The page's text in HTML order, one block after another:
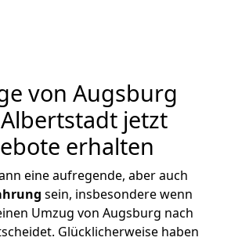
von Augsburg
jetzt
erhalten
eine aufregende, aber auch
sein, insbesondere wenn
Umzug von Augsburg nach
Glücklicherweise haben